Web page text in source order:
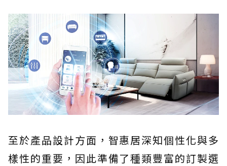
至於產品設計方面，智惠居深知個性化與多
樣性的重要，因此準備了種類豐富的訂製選